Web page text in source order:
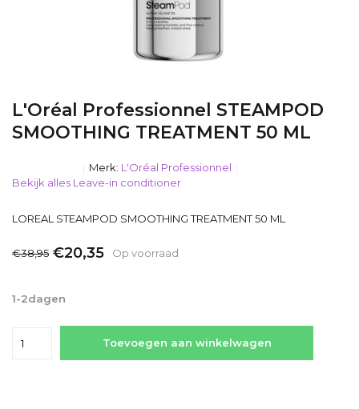
L'Oréal Professionnel STEAMPOD
SMOOTHING TREATMENT 50 ML
Merk: L'Oréal Professionnel
Bekijk alles Leave-in conditioner
LOREAL STEAMPOD SMOOTHING TREATMENT 50 ML
€38,95 €20,35 Op voorraad
1-2dagen
Toevoegen aan winkelwagen